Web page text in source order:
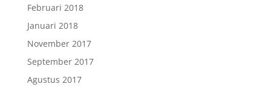
Februari 2018
Januari 2018
November 2017
September 2017
Agustus 2017